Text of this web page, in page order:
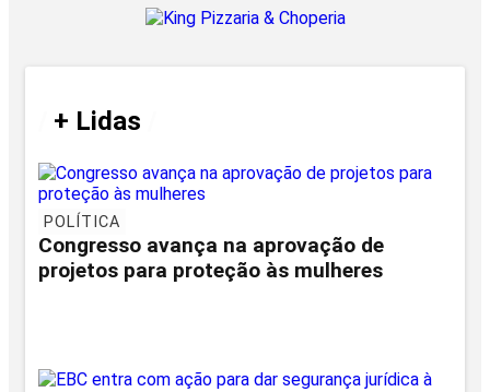
+ Lidas
POLÍTICA
Congresso avança na aprovação de
projetos para proteção às mulheres